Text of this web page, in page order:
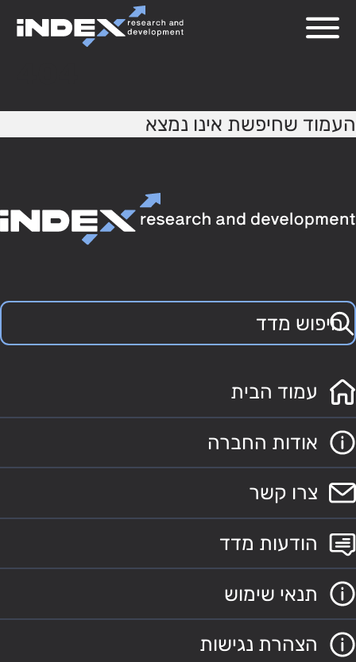
העמוד שחיפשת אינו נמצא
עמוד הבית
אודות החברה
צרו קשר
הודעות מדד
תנאי שימוש
הצהרת נגישות